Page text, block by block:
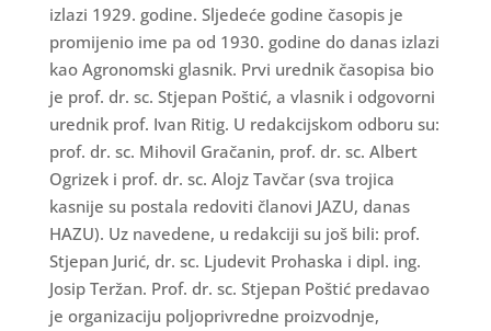
izlazi 1929. godine. Sljedeće godine časopis je
promijenio ime pa od 1930. godine do danas izlazi
kao Agronomski glasnik. Prvi urednik časopisa bio
je prof. dr. sc. Stjepan Poštić, a vlasnik i odgovorni
urednik prof. Ivan Ritig. U redakcijskom odboru su:
prof. dr. sc. Mihovil Gračanin, prof. dr. sc. Albert
Ogrizek i prof. dr. sc. Alojz Tavčar (sva trojica
kasnije su postala redoviti članovi JAZU, danas
HAZU). Uz navedene, u redakciji su još bili: prof.
Stjepan Jurić, dr. sc. Ljudevit Prohaska i dipl. ing.
Josip Teržan. Prof. dr. sc. Stjepan Poštić predavao
je organizaciju poljoprivredne proizvodnje,